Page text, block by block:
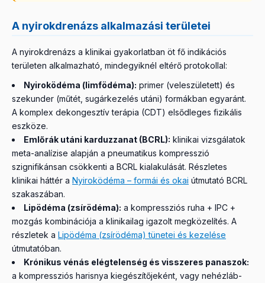
A nyirokdrenázs alkalmazási területei
A nyirokdrenázs a klinikai gyakorlatban öt fő indikációs
területen alkalmazható, mindegyiknél eltérő protokollal:
Nyiroködéma (limfödéma): primer (veleszületett) és
szekunder (műtét, sugárkezelés utáni) formákban egyaránt.
A komplex dekongesztív terápia (CDT) elsődleges fizikális
eszköze.
Emlőrák utáni karduzzanat (BCRL): klinikai vizsgálatok
meta-analízise alapján a pneumatikus kompresszió
szignifikánsan csökkenti a BCRL kialakulását. Részletes
klinikai háttér a Nyiroködéma – formái és okai útmutató BCRL
szakaszában.
Lipödéma (zsírödéma): a kompressziós ruha + IPC +
mozgás kombinációja a klinikailag igazolt megközelítés. A
részletek a Lipödéma (zsírödéma) tünetei és kezelése
útmutatóban.
Krónikus vénás elégtelenség és visszeres panaszok:
a kompressziós harisnya kiegészítőjeként, vagy nehézláb-